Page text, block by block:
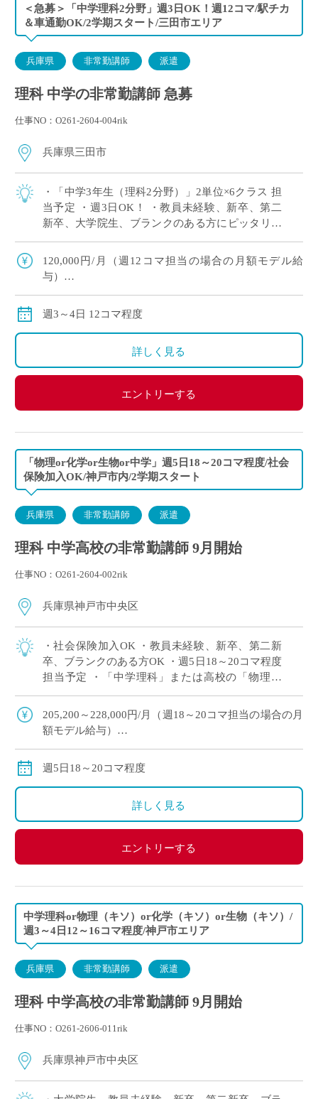
＜急募＞「中学理科2分野」週3日OK！週12コマ/駅チカ
＆車通勤OK/2学期スタート/三田市エリア
兵庫県 非常勤講師 派遣
理科 中学の非常勤講師 急募
仕事NO：O261-2604-004rik
兵庫県三田市
・「中学3年生（理科2分野）」2単位×6クラス 担
当予定 ・週3日OK！ ・教員未経験、新卒、第二
新卒、大学院生、ブランクのある方にピッタリ！
※広大なキャンパスでしっかり授 […]
120,000円/月（週12コマ担当の場合の月額モデル給
与）
※ご勤務スタート時期によって、初月の給与は日割計
週3～4日 12コマ程度
詳しく見る
エントリーする
「物理or化学or生物or中学」週5日18～20コマ程度/社会
保険加入OK/神戸市内/2学期スタート
兵庫県 非常勤講師 派遣
理科 中学高校の非常勤講師 9月開始
仕事NO：O261-2604-002rik
兵庫県神戸市中央区
・社会保険加入OK ・教員未経験、新卒、第二新
卒、ブランクのある方OK ・週5日18～20コマ程度
担当予定 ・「中学理科」または高校の「物理」
OK ・2学期スタートですが […]
205,200～228,000円/月（週18～20コマ担当の場合の月
額モデル給与）
週18コマ以上担当で、社会保険加入
週5日18～20コマ程度
詳しく見る
エントリーする
中学理科or物理（キソ）or化学（キソ）or生物（キソ）/
週3～4日12～16コマ程度/神戸市エリア
兵庫県 非常勤講師 派遣
理科 中学高校の非常勤講師 9月開始
仕事NO：O261-2606-011rik
兵庫県神戸市中央区